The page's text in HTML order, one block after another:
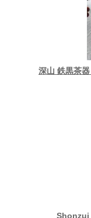
深山 鉄黒茶
Shonzui